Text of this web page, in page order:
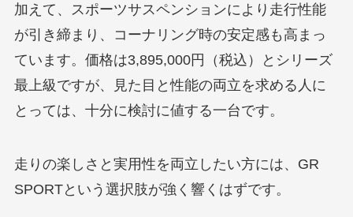
加えて、スポーツサスペンションにより走行性能
が引き締まり、コーナリング時の安定感も高まっ
ています。価格は3,895,000円（税込）とシリーズ
最上級ですが、見た目と性能の両立を求める人に
とっては、十分に検討に値する一台です。
走りの楽しさと実用性を両立したい方には、GR
SPORTという選択肢が強く響くはずです。